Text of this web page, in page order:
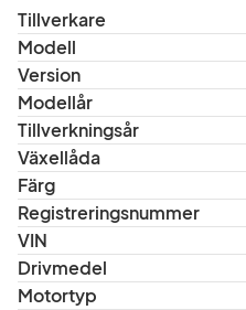
Tillverkare
Modell
Version
Modellår
Tillverkningsår
Växellåda
Färg
Registreringsnummer
VIN
Drivmedel
Motortyp